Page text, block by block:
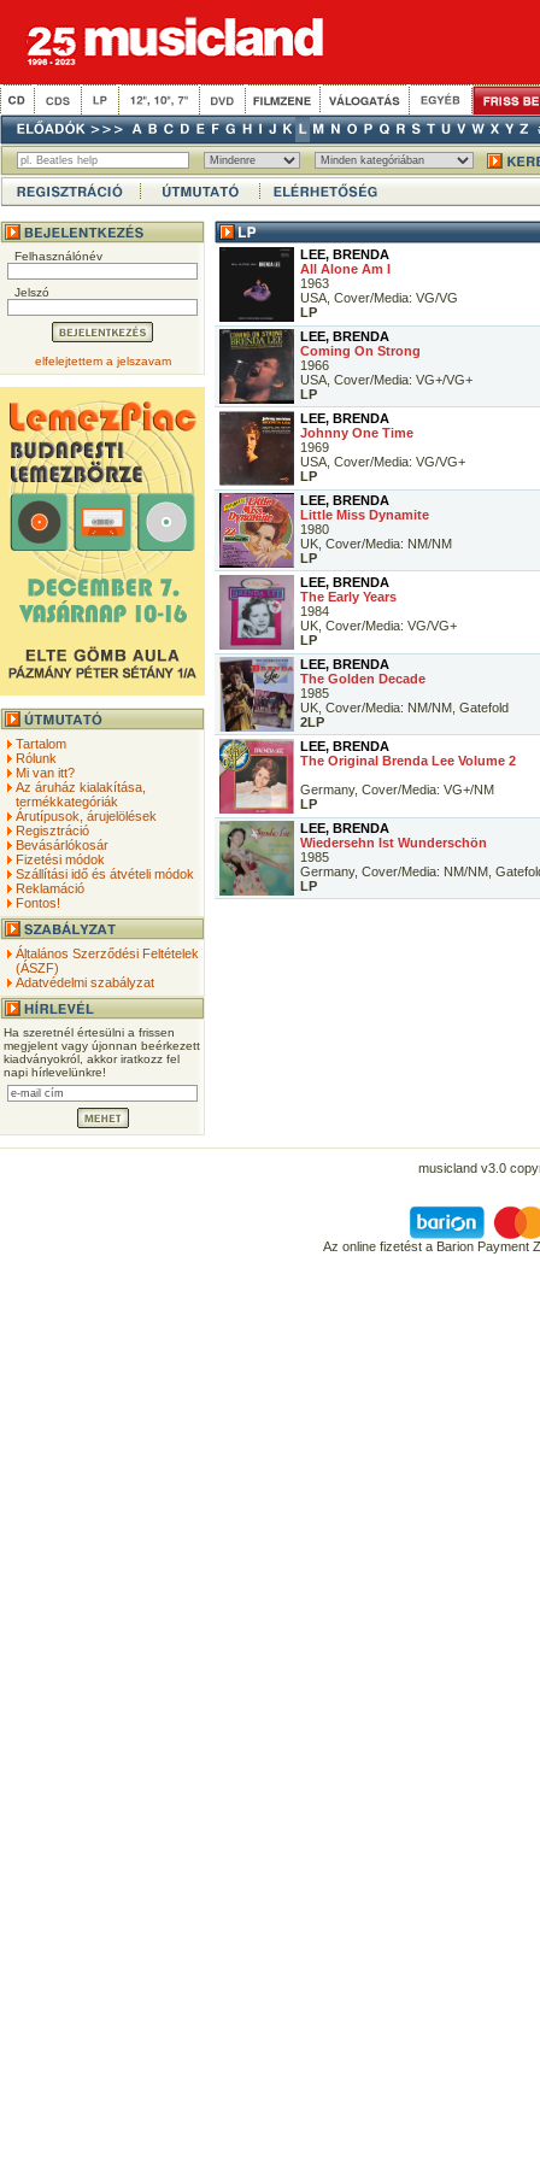
Felhasználónév
Jelszó
elfelejtettem a jelszavam
Tartalom
Rólunk
Mi van itt?
Az áruház kialakítása,
termékkategóriák
Árutípusok, árujelölések
Regisztráció
Bevásárlókosár
Fizetési módok
Szállítási idő és átvételi módok
Reklamáció
Fontos!
Általános Szerződési Feltételek
(ÁSZF)
Adatvédelmi szabályzat
Ha szeretnél értesülni a frissen
megjelent vagy újonnan beérkezett
kiadványokról, akkor iratkozz fel
napi hírlevelünkre!
LEE, BRENDA
All Alone Am I
1963
USA, Cover/Media: VG/VG
LP
LEE, BRENDA
Coming On Strong
1966
USA, Cover/Media: VG+/VG+
LP
LEE, BRENDA
Johnny One Time
1969
USA, Cover/Media: VG/VG+
LP
LEE, BRENDA
Little Miss Dynamite
1980
UK, Cover/Media: NM/NM
LP
LEE, BRENDA
The Early Years
1984
UK, Cover/Media: VG/VG+
LP
LEE, BRENDA
The Golden Decade
1985
UK, Cover/Media: NM/NM, Gatefold
2LP
LEE, BRENDA
The Original Brenda Lee Volume 2
Germany, Cover/Media: VG+/NM
LP
LEE, BRENDA
Wiedersehn Ist Wunderschön
1985
Germany, Cover/Media: NM/NM,
LP
musicland v3.0
Az online fizetést a Barion Payment